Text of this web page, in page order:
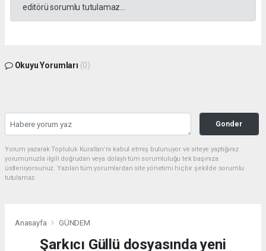
editörü sorumlu tutulamaz...
Okuyu Yorumları (0)
Gonder
Yorum yazarak Topluluk Kuralları’nı kabul etmiş bulunuyor ve siteye yaptığınız
yorumunuzla ilgili doğrudan veya dolaylı tüm sorumluluğu tek başınıza
üstleniyorsunuz. Yazılan tüm yorumlardan site yönetimi hiçbir şekilde sorumlu
tutulamaz.
Anasayfa GÜNDEM
Şarkıcı Güllü dosyasında yeni